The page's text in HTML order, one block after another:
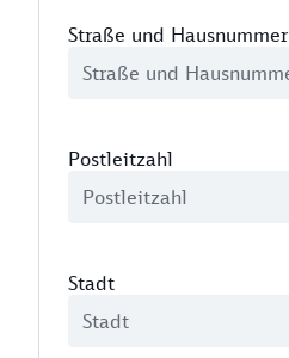
Straße und Hausnummer
Postleitzahl
Stadt